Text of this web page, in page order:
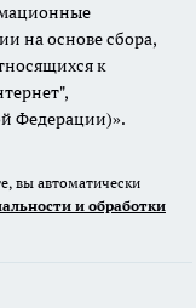
на основе сбора,
к
Федерации)».
вы автоматически
и обработки